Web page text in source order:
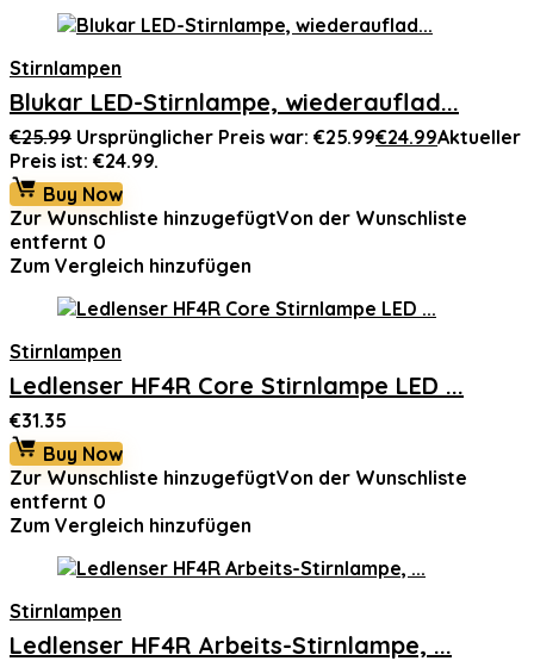
Stirnlampen
Blukar LED-Stirnlampe, wiederauflad...
€25.99 Ursprünglicher Preis war: €25.99€24.99Aktueller
Preis ist: €24.99.
Buy Now
Zur Wunschliste hinzugefügtVon der Wunschliste
entfernt 0
Zum Vergleich hinzufügen
Stirnlampen
Ledlenser HF4R Core Stirnlampe LED ...
€31.35
Buy Now
Zur Wunschliste hinzugefügtVon der Wunschliste
entfernt 0
Zum Vergleich hinzufügen
Stirnlampen
Ledlenser HF4R Arbeits-Stirnlampe, ...